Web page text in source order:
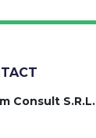
Consult S.R.L.